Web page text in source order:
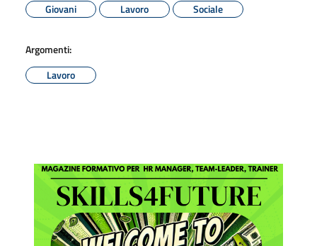
Giovani
Lavoro Sociale
Argomenti:
Lavoro